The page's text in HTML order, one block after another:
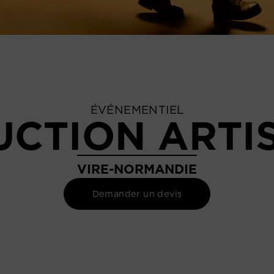
ÉVÉNEMENTIEL
VIRE-NORMANDIE
Demander un devis